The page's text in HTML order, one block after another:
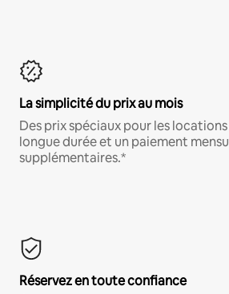
La simplicité du prix au mois
Des prix spéciaux pour les
longue durée et un paiement
supplémentaires.*
Réservez en toute confiance